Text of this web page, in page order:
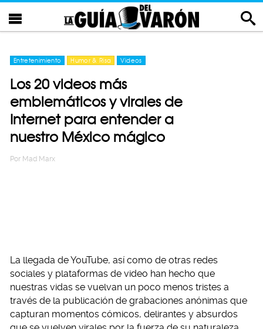
Entretenimiento Humor & Risa Videos
Los 20 videos más
emblemáticos y virales de
Internet para entender a
nuestro México mágico
Por Mad Marx
La llegada de YouTube, así como de otras redes
sociales y plataformas de video han hecho que
nuestras vidas se vuelvan un poco menos tristes a
través de la publicación de grabaciones anónimas que
capturan momentos cómicos, delirantes y absurdos